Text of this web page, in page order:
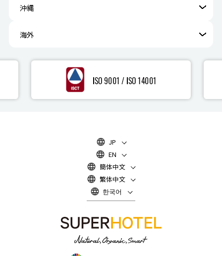
沖縄
海外
JP
EN
簡体中文
繁体中文
한국어